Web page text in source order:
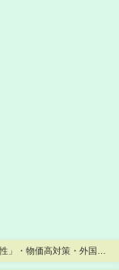
」・物価高対策・外国人
まえに】